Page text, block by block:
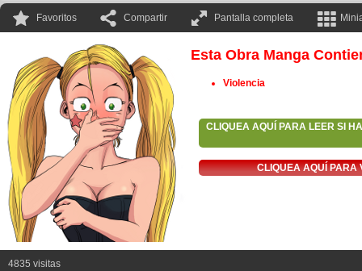
Favoritos Compartir Pantalla completa
Esta Obra Manga
Violencia
CLIQUEA AQUÍ PARA LEER SI
CLIQUEA AQUÍ PARA
4835 visitas